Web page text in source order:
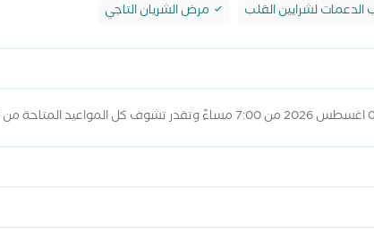
الدعمات لشرايين القلب مرض الشريان التاجي